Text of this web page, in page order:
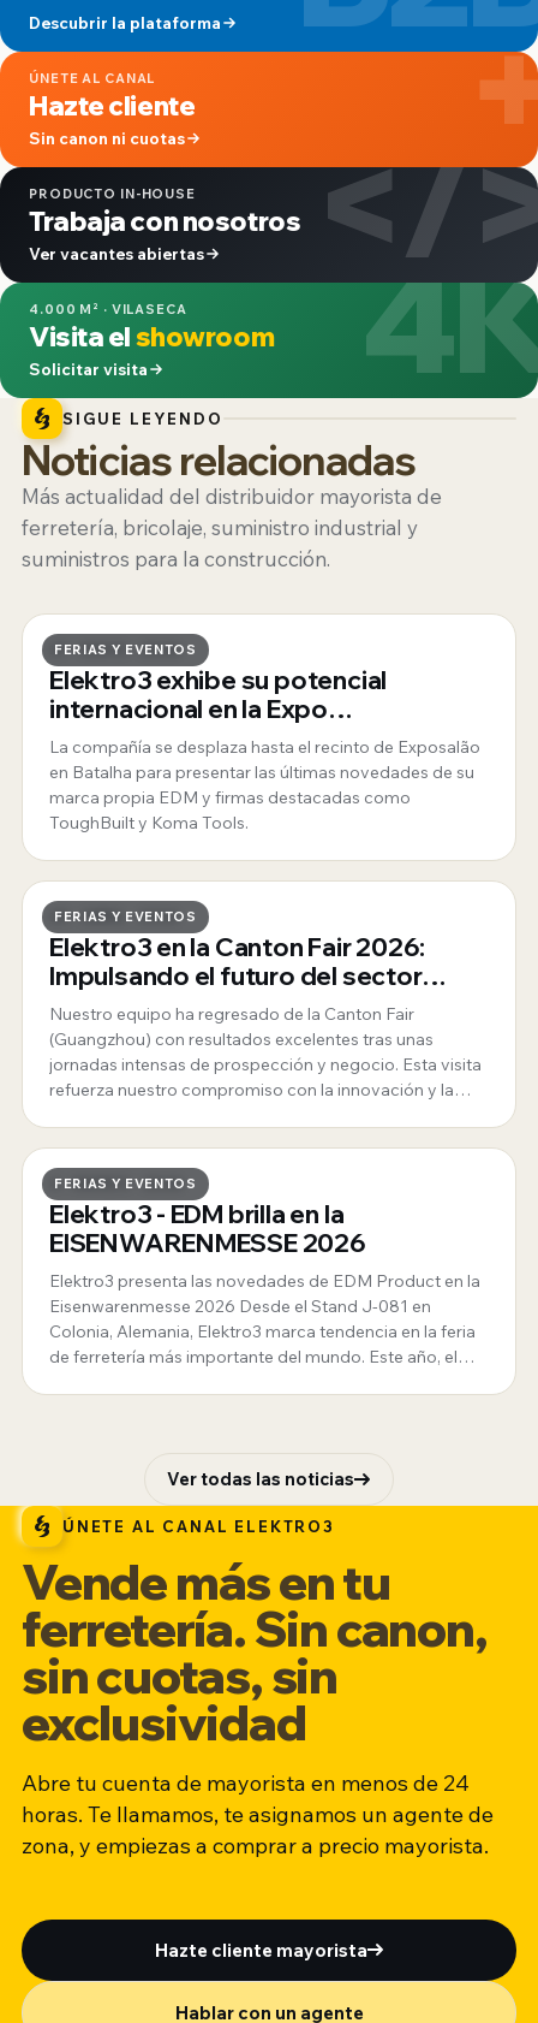
Descubrir la plataforma
ÚNETE AL CANAL
Hazte cliente
Sin canon ni cuotas </
PRODUCTO IN-HOUSE
Trabaja con nosotros
Ver vacantes abiertas
4.000 M² · VILASECA
Visita elshowroom
Solicitar visita
SIGUE LEYENDO
Noticias relacionadas
Más actualidad del distribuidor mayorista de
ferretería, bricolaje, suministro industrial y
suministros para la construcción.
FERIAS Y EVENTOS
27 · MAYO · 2026
Elektro3 exhibe su potencial
internacional en la Expo
Mosqueteiros de Portugal
La compañía se desplaza hasta el recinto de Exposalão
en Batalha para presentar las últimas novedades de su
marca propia EDM y firmas destacadas como
ToughBuilt y Koma Tools.
FERIAS Y EVENTOS
29 · ABRIL · 2026
Elektro3 en la Canton Fair 2026:
Impulsando el futuro del sector
desde Guangzhou
Nuestro equipo ha regresado de la Canton Fair
(Guangzhou) con resultados excelentes tras unas
jornadas intensas de prospección y negocio. Esta visita
refuerza nuestro compromiso con la innovación y la
FERIAS Y EVENTOS
4 · MARZO · 2026
Elektro3 - EDM brilla en la
EISENWARENMESSE 2026
Elektro3 presenta las novedades de EDM Product en la
Eisenwarenmesse 2026 Desde el Stand J-081 en
Colonia, Alemania, Elektro3 marca tendencia en la feria
de ferretería más importante del mundo. Este año, el
Ver todas las noticias
ÚNETE AL CANAL ELEKTRO3
Vende más en tu
ferretería. Sin canon,
sin cuotas, sin
exclusividad
Abre tu cuenta de mayorista en menos de 24
horas. Te llamamos, te asignamos un agente de
zona, y empiezas a comprar a precio mayorista.
Hazte cliente mayorista
Hablar con un agente